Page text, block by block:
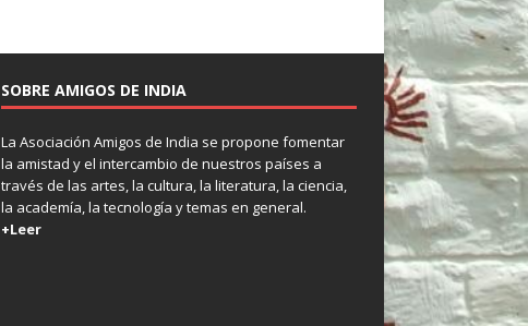
SOBRE AMIGOS DE INDIA
La Asociación Amigos de India se propone fomentar
la amistad y el intercambio de nuestros países a
través de las artes, la cultura, la literatura, la ciencia,
la academía, la tecnología y temas en general.
+Leer